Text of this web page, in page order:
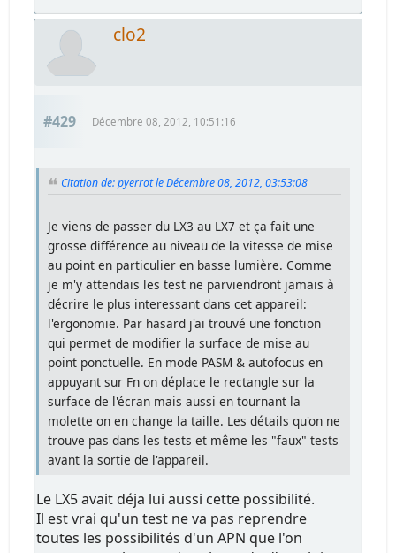
clo2
#429 Décembre 08, 2012, 10:51:16
Citation de: pyerrot le Décembre 08, 2012, 03:53:08
Je viens de passer du LX3 au LX7 et ça fait une
grosse différence au niveau de la vitesse de mise
au point en particulier en basse lumière. Comme
je m'y attendais les test ne parviendront jamais à
décrire le plus interessant dans cet appareil:
l'ergonomie. Par hasard j'ai trouvé une fonction
qui permet de modifier la surface de mise au
point ponctuelle. En mode PASM & autofocus en
appuyant sur Fn on déplace le rectangle sur la
surface de l'écran mais aussi en tournant la
molette on en change la taille. Les détails qu'on ne
trouve pas dans les tests et même les "faux" tests
avant la sortie de l'appareil.
Le LX5 avait déja lui aussi cette possibilité.
Il est vrai qu'un test ne va pas reprendre
toutes les possibilités d'un APN que l'on